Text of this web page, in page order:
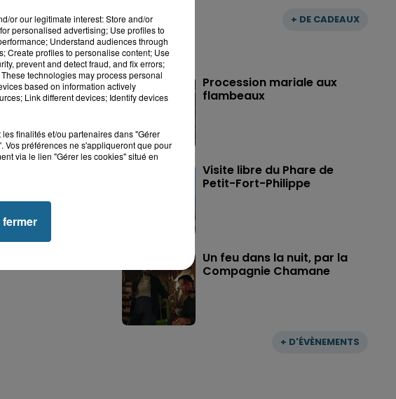
+ DE CADEAUX
+ D'ÉVÈNEMENTS
Procession mariale aux
flambeaux
Visite libre du Phare de
Petit-Fort-Philippe
Un feu dans la nuit, par la
Compagnie Chamane
or our legitimate interest: Store and/or
personalised advertising; Use profiles to
Understand audiences through
Create profiles to personalise content; Use
prevent and detect fraud, and fix errors;
technologies may process personal
based on information actively
Link different devices; Identify devices
finalités et/ou partenaires dans "Gérer
Vos préférences ne s'appliqueront que pour
via le lien "Gérer les cookies" situé en